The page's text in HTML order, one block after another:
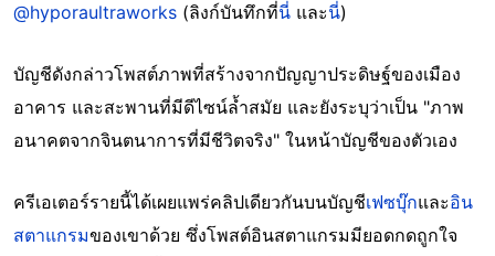
@hyporaultraworks (ลิงก์บันทึกที่นี่ และนี่)
บัญชีดังกล่าวโพสต์ภาพที่สร้างจากปัญญาประดิษฐ์ของเมือง
อาคาร และสะพานที่มีดีไซน์ล้ำสมัย และยังระบุว่าเป็น "ภาพ
อนาคตจากจินตนาการที่มีชีวิตจริง" ในหน้าบัญชีของตัวเอง
ครีเอเตอร์รายนี้ได้เผยแพร่คลิปเดียวกันบนบัญชีเฟซบุ๊กและอิน
สตาแกรมของเขาด้วย ซึ่งโพสต์อินสตาแกรมมียอดกดถูกใจ